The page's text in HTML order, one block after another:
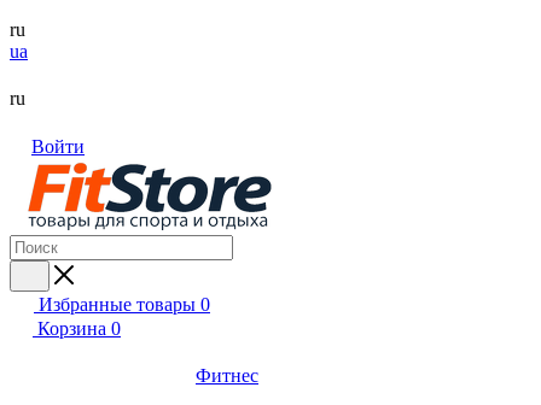
ru
ua
ru
Войти
Избранные товары 0
Корзина 0
Фитнес